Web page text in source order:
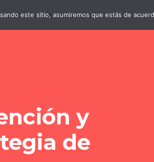
#LatamDigital
y
de
este sitio, asumiremos que estás de